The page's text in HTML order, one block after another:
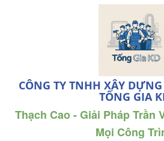
CÔNG TY TNHH XÂY
TỐNG GIA
Thạch Cao - Giải Pháp Trần
Mọi Công